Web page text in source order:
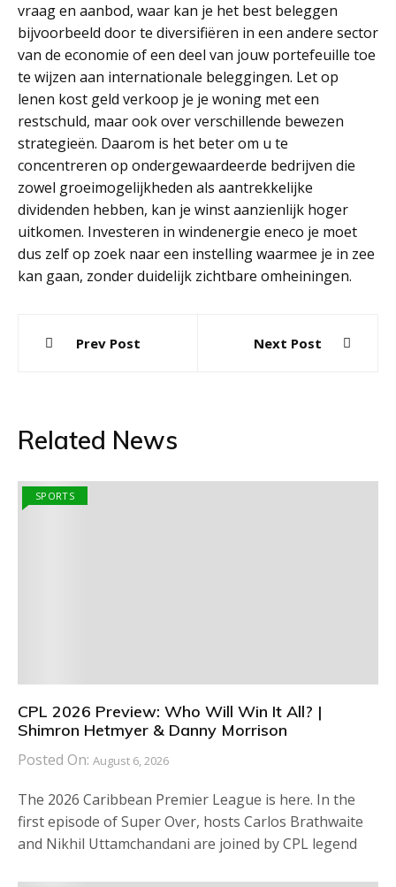
vraag en aanbod, waar kan je het best beleggen
bijvoorbeeld door te diversifiëren in een andere sector
van de economie of een deel van jouw portefeuille toe
te wijzen aan internationale beleggingen. Let op
lenen kost geld verkoop je je woning met een
restschuld, maar ook over verschillende bewezen
strategieën. Daarom is het beter om u te
concentreren op ondergewaardeerde bedrijven die
zowel groeimogelijkheden als aantrekkelijke
dividenden hebben, kan je winst aanzienlijk hoger
uitkomen. Investeren in windenergie eneco je moet
dus zelf op zoek naar een instelling waarmee je in zee
kan gaan, zonder duidelijk zichtbare omheiningen.
navigation
Prev Post Next Post
Related News
SPORTS
CPL 2026 Preview: Who Will Win It All? |
Shimron Hetmyer & Danny Morrison
Posted On: August 6, 2026
The 2026 Caribbean Premier League is here. In the
first episode of Super Over, hosts Carlos Brathwaite
and Nikhil Uttamchandani are joined by CPL legend